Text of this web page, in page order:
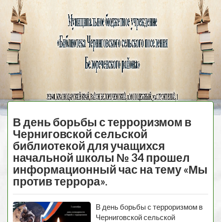
Черниговская
библиотека
МЕНЮ
В день борьбы с терроризмом в
Черниговской сельской
библиотекой для учащихся
начальной школы № 34 прошел
информационный час на тему «Мы
против террора».
В день борьбы с терроризмом в
Черниговской сельской